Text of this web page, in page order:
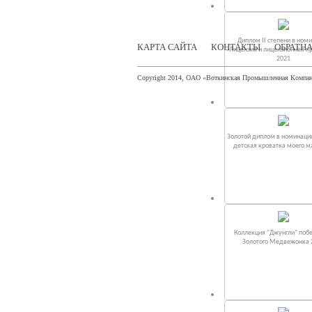
Диплом II степени в
«Лицензия и лицензионная
2021
Золотой диплом в
детская кроватка моего
Коллекция "Джунгли"
Золотого Медвежонка
КАРТА САЙТА КОНТАКТЫ
Copyright 2014, ОАО «Воткинская Промышленная